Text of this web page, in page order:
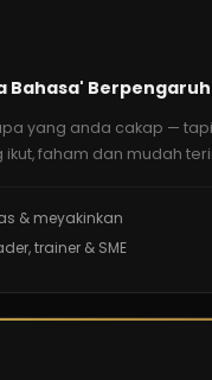
Bahasa' Berpengaruh
yang anda cakap —
faham dan mudah
& meyakinkan
trainer & SME